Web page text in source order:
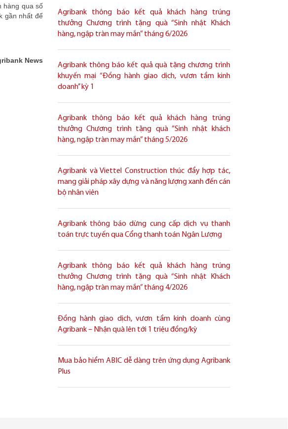
hàng qua số
gần nhất để
News
Agribank thông báo kết quả khách hàng trúng
thưởng Chương trình tặng quà “Sinh nhật Khách
hàng, ngập tràn may mắn” tháng 6/2026
Agribank thông báo kết quả quà tặng chương trình
khuyến mại “Đồng hành giao dịch, vươn tầm kinh
doanh’’ kỳ 1
Agribank thông báo kết quả khách hàng trúng
thưởng Chương trình tặng quà “Sinh nhật khách
hàng, ngập tràn may mắn” tháng 5/2026
Agribank và Viettel Construction thúc đẩy hợp tác,
mang giải pháp xây dựng và năng lượng xanh đến cán
bộ nhân viên
Agribank thông báo dừng cung cấp dịch vụ thanh
toán trực tuyến qua Cổng thanh toán Ngân Lượng
Agribank thông báo kết quả khách hàng trúng
thưởng Chương trình tặng quà “Sinh nhật Khách
hàng, ngập tràn may mắn” tháng 4/2026
Đồng hành giao dịch, vươn tầm kinh doanh cùng
Agribank – Nhận quà lên tới 1 triệu đồng/kỳ
Mua bảo hiểm ABIC dễ dàng trên ứng dụng Agribank
Plus